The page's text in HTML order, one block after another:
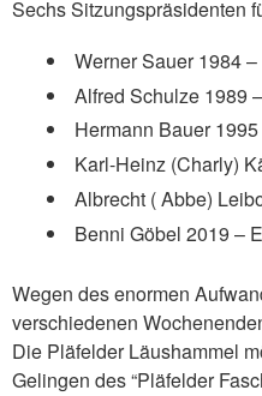
Sechs Sitzungspräsidenten
Werner Sauer 1984
Alfred Schulze 1989
Hermann Bauer
Karl-Heinz (Charly)
Albrecht ( Abbe)
Benni Göbel 2019 –
Wegen des enormen
verschiedenen
Die Pläfelder Läushammel
Gelingen des “Pläfelder